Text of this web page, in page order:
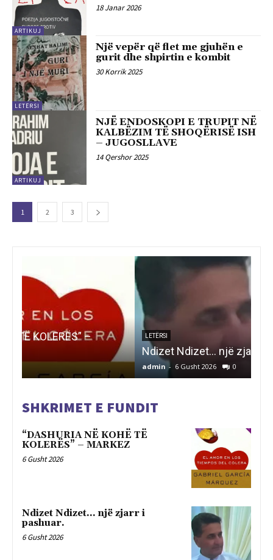
ARTIKUJ
18 Janar 2026
LETËRSI
Një vepër që flet me gjuhën e
gurit dhe shpirtin e kombit
30 Korrik 2025
ARTIKUJ
NJË ENDOSKOPI E TRUPIT NË
KALBËZIM TË SHOQËRISË ISH
– JUGOSLLAVE
14 Qershor 2025
1 2 3
LETËRSI
Ndizet Ndizet… një zjarr i pashuar.
SHKRIMET E FUNDIT
“DASHURIA NË KOHË TË
KOLERËS” – MARKEZ
6 Gusht 2026
Ndizet Ndizet… një zjarr i
pashuar.
6 Gusht 2026